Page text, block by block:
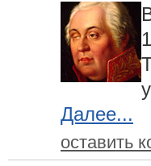
Далее...
оставить